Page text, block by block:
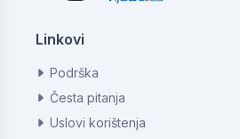
Linkovi
Podrška
Česta pitanja
Uslovi korištenja